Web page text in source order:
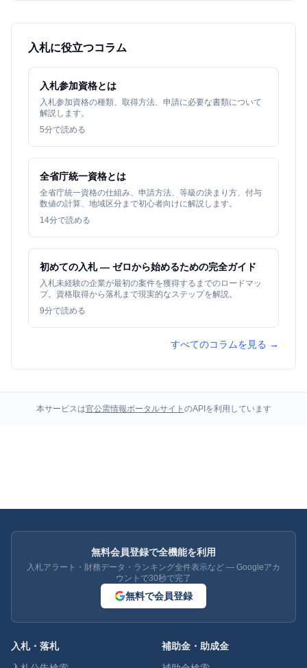
入札に役立つコラム
入札参加資格とは
入札参加資格の種類、取得方法、申請に必要な書類について
解説します。
5分で読める
全省庁統一資格とは
全省庁統一資格の仕組み、申請方法、等級の決まり方、付与
数値の計算、地域区分まで初心者向けに解説します。
14分で読める
初めての入札 — ゼロから始めるための完全ガイド
入札未経験の企業が最初の案件を獲得するまでのロードマッ
プ。資格取得から落札まで現実的なステップを解説。
9分で読める
すべてのコラムを見る →
本サービスは官公需情報ポータルサイト のAPIを利用しています
無料会員登録で全機能を利用
入札アラート・財務データ・ランキング全件表示など — Googleアカ
ウントで30秒で完了
無料で会員登録
入札・落札
補助金・助成金